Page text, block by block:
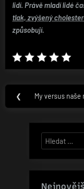
lidí. Právě mladí lidé
tlak, zvýšený
způsobují.
Navigace
pro
příspěvek
❮
Previous
My versus naše
Vyhledávání